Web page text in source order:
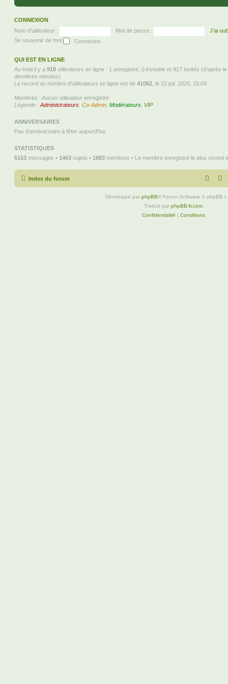
CONNEXION
Nom d’utilisateur :
Mot de passe :
J’ai
Se souvenir de moi
QUI EST EN LIGNE
Au total il y a 918 utilisateurs en ligne : 1 enregistré, 0 invisible et 917 invités (d’après
dernières minutes)
Le record du nombre d’utilisateurs en ligne est de 41062 , le 22 juil. 2026, 15:04
Membres : Aucun utilisateur enregistré
Légende : Administrateurs Co-Admin Modérateurs VIP
ANNIVERSAIRES
Pas d’anniversaire à fêter aujourd’hui
STATISTIQUES
5153 messages • 1463 sujets • 1883 membres • Le membre enregistré le plus récent
Index du forum
Développé par phpBB® Forum Software © phpBB
Traduit par phpBB-fr.com
Confidentialité | Conditions